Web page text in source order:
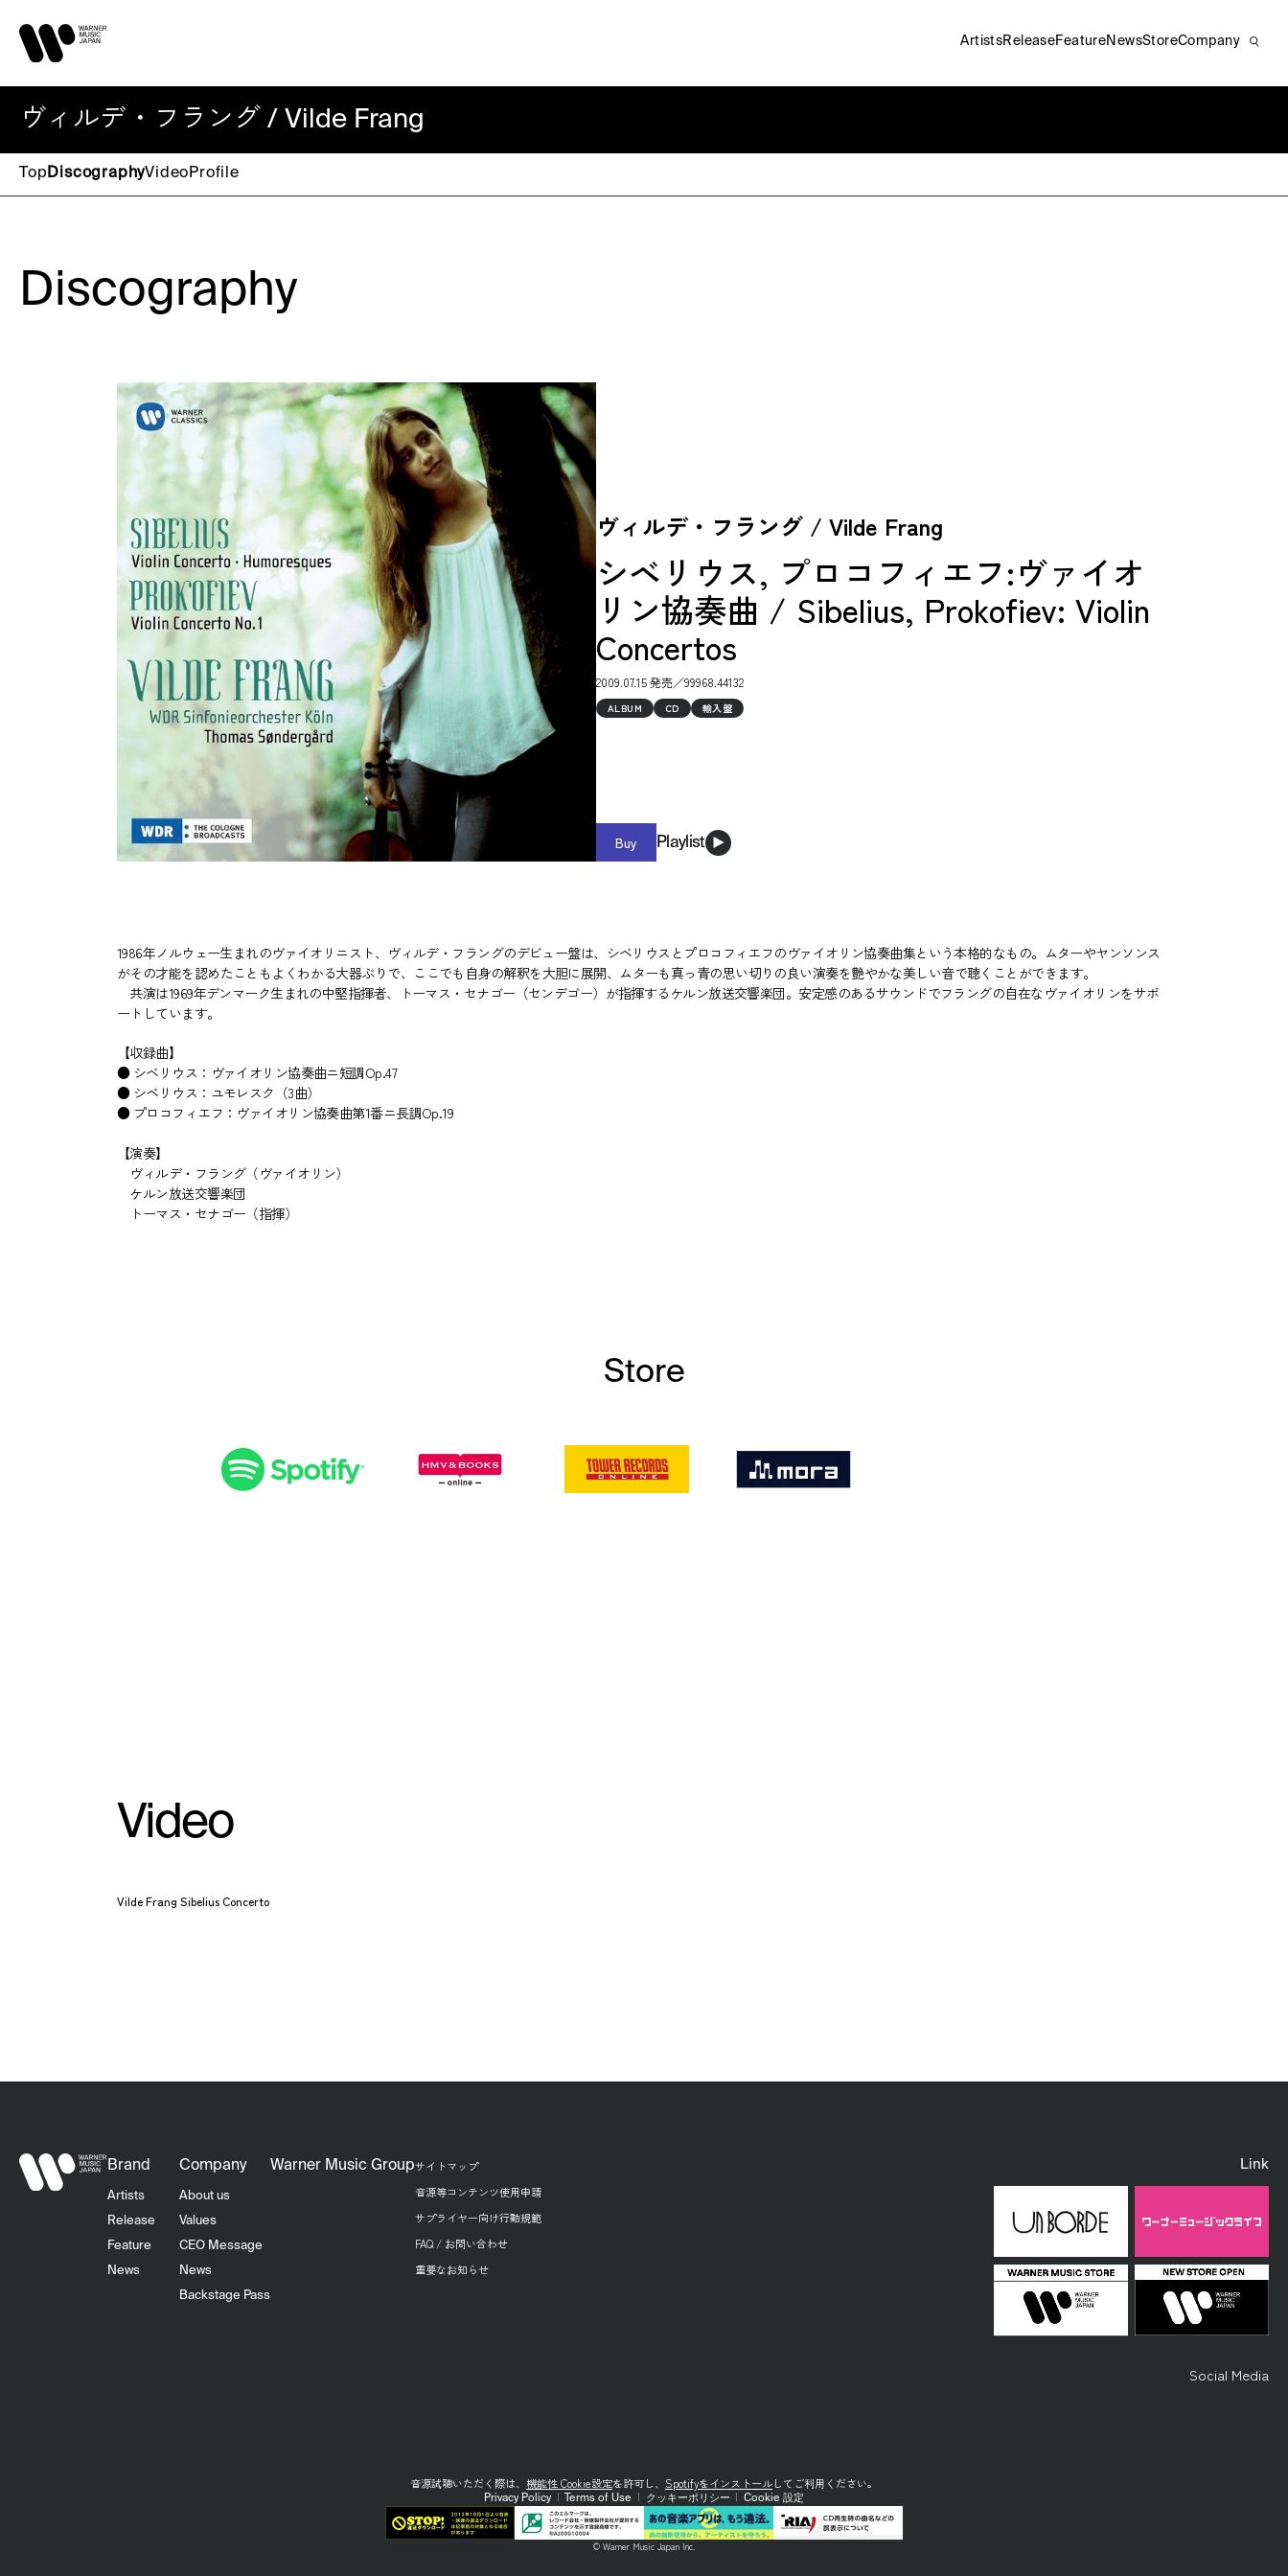
ヴィルデ・フラング / Vilde Frang
Top DiscographyVideo Profile
Discography
ヴィルデ・フラング / Vilde Frang
シベリウス, プロコフィエフ:ヴァイオ
リン協奏曲 / Sibelius, Prokofiev: Violin
Concertos
2009.07.15 発売／99968.44132
ALBUM CD 輸入盤
Buy Playlist
1986年ノルウェー生まれのヴァイオリニスト、ヴィルデ・フラングのデビュー盤は、シベリウスとプロコフィエフのヴァイオリン協奏曲集という本格的なもの。ムターやヤンソンス
がその才能を認めたこともよくわかる大器ぶりで、ここでも自身の解釈を大胆に展開、ムターも真っ青の思い切りの良い演奏を艶やかな美しい音で聴くことができます。
共演は1969年デンマーク生まれの中堅指揮者、トーマス・セナゴー（センデゴー）が指揮するケルン放送交響楽団。安定感のあるサウンドでフラングの自在なヴァイオリンをサポ
ートしています。
【収録曲】
● シベリウス：ヴァイオリン協奏曲ニ短調Op.47
● シベリウス：ユモレスク（3曲）
● プロコフィエフ：ヴァイオリン協奏曲第1番ニ長調Op.19
【演奏】
ヴィルデ・フラング（ヴァイオリン）
ケルン放送交響楽団
トーマス・セナゴー（指揮）
Store
Video
Vilde Frang Sibelius Concerto
ArtistsReleaseFeature NewsStoreCompany
Brand
Artists
Release
Feature
News
Company
About us
Values
CEO Message
News
Backstage Pass
Warner Music Groupサイトマップ
音源等コンテンツ使用申請
サプライヤー向け行動規範
FAQ / お問い合わせ
重要なお知らせ
Link
Social Media
音源試聴いただく際は、 機能性 Cookie設定を許可し、 Spotifyをインストールしてご利用ください。
Privacy Policy Terms of Use クッキーポリシー Cookie 設定
© Warner Music Japan Inc.